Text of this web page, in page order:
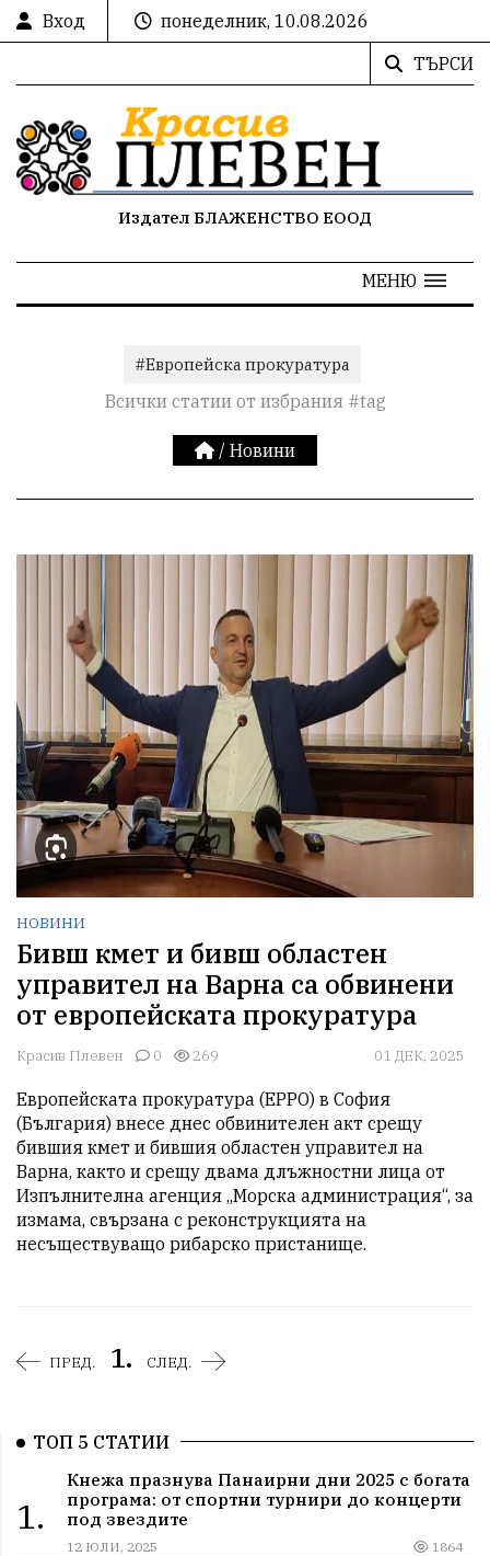
Вход
понеделник, 10.08.2026
ТЪРСИ
Издател БЛАЖЕНСТВО ЕООД
МЕНЮ
#Европейска прокуратура
Всички статии от избрания #tag
/ Новини
НОВИНИ
Бивш кмет и бивш областен
управител на Варна са обвинени
от европейската прокуратура
Красив Плевен 0 269 01 ДЕК, 2025
Европейската прокуратура (EPPO) в София
(България) внесе днес обвинителен акт срещу
бившия кмет и бившия областен управител на
Варна, както и срещу двама длъжностни лица от
Изпълнителна агенция „Морска администрация“, за
измама, свързана с реконструкцията на
несъществуващо рибарско пристанище.
ПРЕД. 1. СЛЕД.
ТОП 5 СТАТИИ
1.
Кнежа празнува Панаирни дни 2025 с богата
програма: от спортни турнири до концерти
под звездите
12 ЮЛИ, 2025 1864